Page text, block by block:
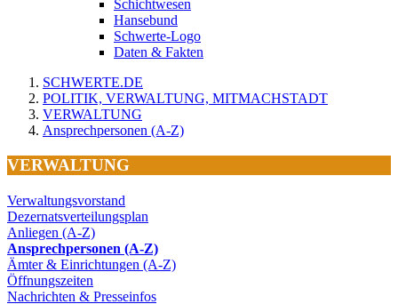
Schichtwesen
Hansebund
Schwerte-Logo
Daten & Fakten
SCHWERTE.DE
POLITIK, VERWALTUNG, MITMACHSTADT
VERWALTUNG
Ansprechpersonen (A-Z)
VERWALTUNG
Verwaltungsvorstand
Dezernatsverteilungsplan
Anliegen (A-Z)
Ansprechpersonen (A-Z)
Ämter & Einrichtungen (A-Z)
Öffnungszeiten
Nachrichten & Presseinfos